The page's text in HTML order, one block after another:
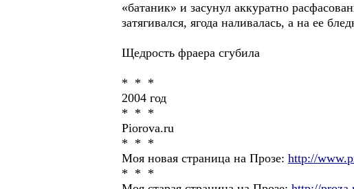
«батаник» и засунул аккуратно
затягивался, ягода наливалась, а на ее
Щедрость фраера сгубила
* * *
2004 год
* * *
Piorova.ru
* * *
Моя новая страница на Прозе: http://
* * *